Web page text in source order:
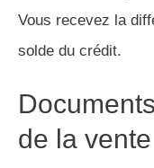
Vous recevez la
solde du crédit.
de la vente